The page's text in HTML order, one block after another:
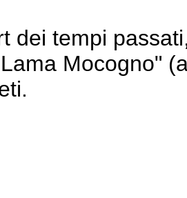
dei tempi
Mocogno"